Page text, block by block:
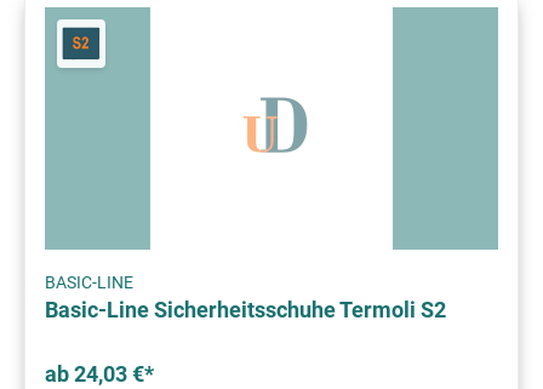
BASIC-LINE
Basic-Line Sicherheitsschuhe Termoli S2
ab 24,03 €*